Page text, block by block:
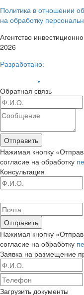
Политика в отношении
на обработку
Агентство
2026
Разработано:
Обратная связь
Отправить
Нажимая кнопку
согласие на обработку
Консультация
Отправить
Нажимая кнопку
согласие на обработку
Заявка на размещение
Загрузить документы